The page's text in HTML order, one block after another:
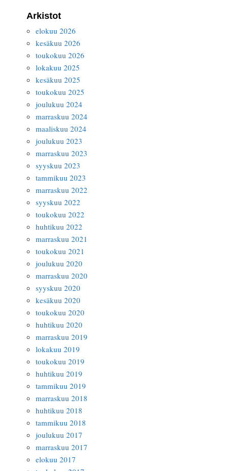
Arkistot
elokuu 2026
kesäkuu 2026
toukokuu 2026
lokakuu 2025
kesäkuu 2025
toukokuu 2025
joulukuu 2024
marraskuu 2024
maaliskuu 2024
joulukuu 2023
marraskuu 2023
syyskuu 2023
tammikuu 2023
marraskuu 2022
syyskuu 2022
toukokuu 2022
huhtikuu 2022
marraskuu 2021
toukokuu 2021
joulukuu 2020
marraskuu 2020
syyskuu 2020
kesäkuu 2020
toukokuu 2020
huhtikuu 2020
marraskuu 2019
lokakuu 2019
toukokuu 2019
huhtikuu 2019
tammikuu 2019
marraskuu 2018
huhtikuu 2018
tammikuu 2018
joulukuu 2017
marraskuu 2017
elokuu 2017